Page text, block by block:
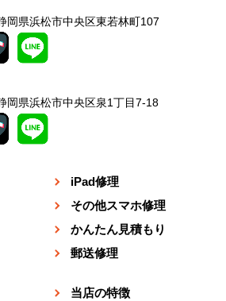
岡県浜松市中央区東若林町107
岡県浜松市中央区泉1丁目7-18
iPad修理
その他スマホ修理
かんたん見積もり
郵送修理
当店の特徴